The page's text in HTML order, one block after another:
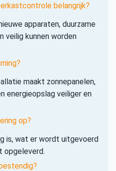
belangrijk?
apparaten, duurzame
veilig kunnen worden
maakt zonnepanelen,
energieopslag veiliger en
op?
is, wat er wordt uitgevoerd
opgeleverd.